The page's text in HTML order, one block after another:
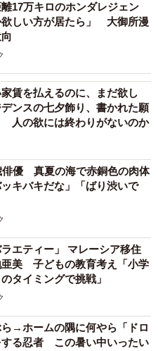
17万キロのホンダレジェン
しい方が居たら」 大御所漫
家賃を払えるのに、まだ欲し
ンスの七夕飾り、書かれた願
人の欲には終わりがないのか
俳優 真夏の海で赤銅色の肉体
キバキだな」「ばり渋いで
ラエティー」 マレーシア移住
亜美 子どもの教育考え「小学
タイミングで挑戦」
→ホームの隅に何やら「ドロ
する忍者 この暑い中いったい